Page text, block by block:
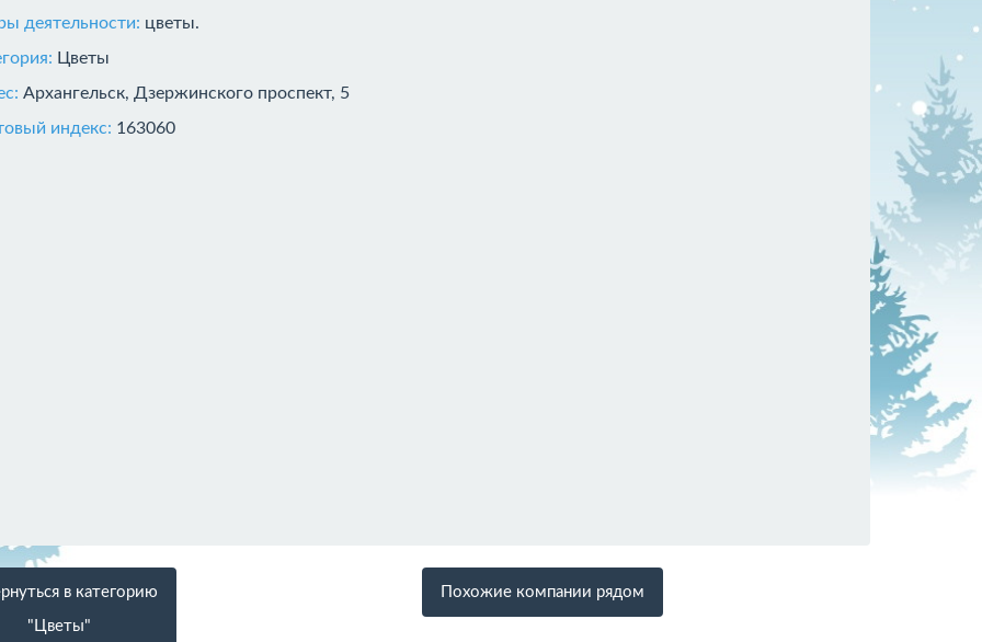
деятельности: цветы.
Цветы
Архангельск, Дзержинского проспект, 5
индекс: 163060
в категорию
"Цветы"
Похожие компании рядом